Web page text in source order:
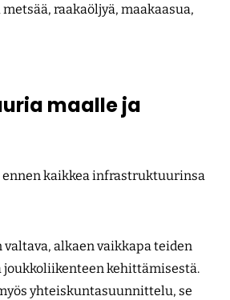
raakaöljyä, maakaasua,
maalle ja
kaikkea infrastruktuurinsa
valtava, alkaen vaikkapa teiden
joukko­liikenteen kehittämisestä.
yhteiskuntasuunnittelu, se